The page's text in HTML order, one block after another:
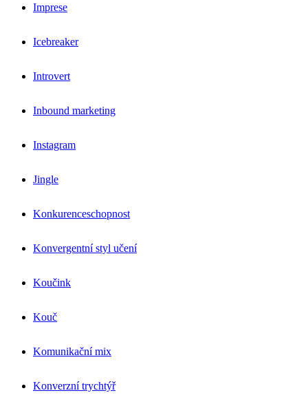
Imprese
Icebreaker
Introvert
Inbound marketing
Instagram
Jingle
Konkurenceschopnost
Konvergentní styl učení
Koučink
Kouč
Komunikační mix
Konverzní trychtýř